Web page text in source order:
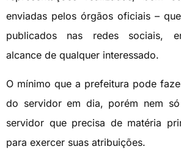
enviadas pelos órgãos oficiais –
publicados nas redes sociais,
alcance de qualquer interessado.
O mínimo que a prefeitura pode
do servidor em dia, porém nem
servidor que precisa de matéria
para exercer suas atribuições.